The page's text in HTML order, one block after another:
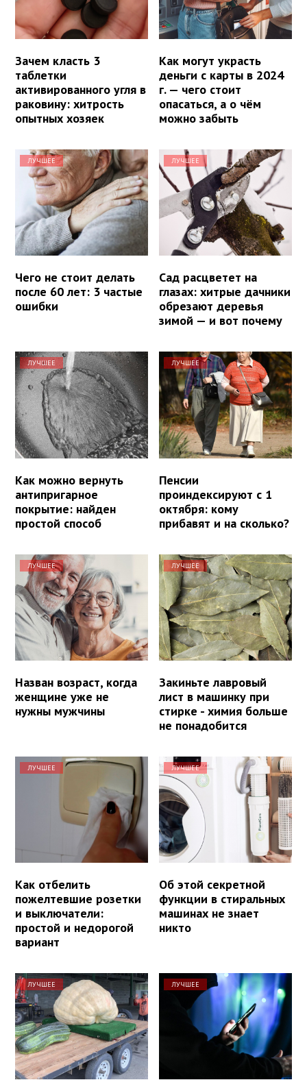
Зачем класть 3
таблетки
активированного угля в
раковину: хитрость
опытных хозяек
Как могут украсть
деньги с карты в 2024
г. — чего стоит
опасаться, а о чём
можно забыть
ЛУЧШЕЕ
Чего не стоит делать
после 60 лет: 3 частые
ошибки
ЛУЧШЕЕ
Сад расцветет на
глазах: хитрые дачники
обрезают деревья
зимой — и вот почему
ЛУЧШЕЕ
Как можно вернуть
антипригарное
покрытие: найден
простой способ
ЛУЧШЕЕ
Пенсии
проиндексируют с 1
октября: кому
прибавят и на сколько?
ЛУЧШЕЕ
Назван возраст, когда
женщине уже не
нужны мужчины
ЛУЧШЕЕ
Закиньте лавровый
лист в машинку при
стирке - химия больше
не понадобится
ЛУЧШЕЕ
Как отбелить
пожелтевшие розетки
и выключатели:
простой и недорогой
вариант
ЛУЧШЕЕ
Об этой секретной
функции в стиральных
машинах не знает
никто
ЛУЧШЕЕ ЛУЧШЕЕ